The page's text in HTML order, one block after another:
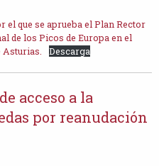
el que se aprueba el Plan Rector
de los Picos de Europa en el
Descarga
acceso a la
por reanudación